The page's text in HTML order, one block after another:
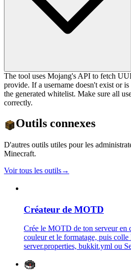
The tool uses Mojang's API to fetch
provide. If a username doesn't exist or
the generated whitelist. Make sure all
correctly.
Outils connexes
D'autres outils utiles pour les
Minecraft.
Voir tous les outils→
Créateur de MOTD
Crée le MOTD de ton serveur en
couleur et le formatage, puis colle
server.properties, bukkit.yml ou